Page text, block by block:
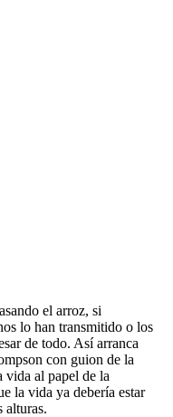
el arroz, si
lo han transmitido o los
de todo. Así arranca
con guion de la
al papel de la
la vida ya debería estar
alturas.